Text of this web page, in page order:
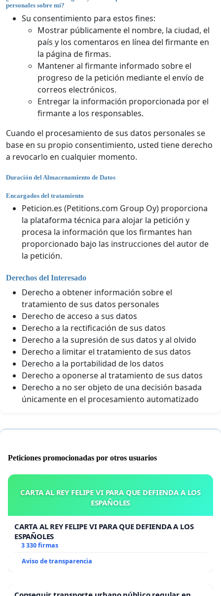
personales sobre mí?
Su consentimiento para estos fines:
Mostrar públicamente el nombre, la ciudad, el
país y los comentaros en línea del firmante en
la página de firmas.
Mantener al firmante informado sobre el
progreso de la petición mediante el envío de
correos electrónicos.
Entregar la información proporcionada por el
firmante a los responsables.
Cuando el procesamiento de sus datos personales se
base en su propio consentimiento, usted tiene derecho
a revocarlo en cualquier momento.
Duración del Almacenamiento de Datos
Encargados del tratamiento
Peticion.es (Petitions.com Group Oy) proporciona
la plataforma técnica para alojar la petición y
procesa la información que los firmantes han
proporcionado bajo las instrucciones del autor de
la petición.
Derechos del Interesado
Derecho a obtener información sobre el
tratamiento de sus datos personales
Derecho de acceso a sus datos
Derecho a la rectificación de sus datos
Derecho a la supresión de sus datos y al olvido
Derecho a limitar el tratamiento de sus datos
Derecho a la portabilidad de los datos
Derecho a oponerse al tratamiento de sus datos
Derecho a no ser objeto de una decisión basada
únicamente en el procesamiento automatizado
Peticiones promocionadas por otros usuarios
CARTA AL REY FELIPE VI PARA QUE DEFIENDA A LOS
ESPAÑOLES
CARTA AL REY FELIPE VI PARA QUE DEFIENDA A LOS
ESPAÑOLES
3 330 firmas
Aviso de transparencia